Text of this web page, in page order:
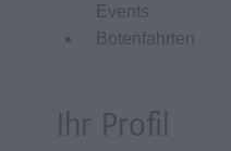
Events
Botenfahrten
Ihr Profil